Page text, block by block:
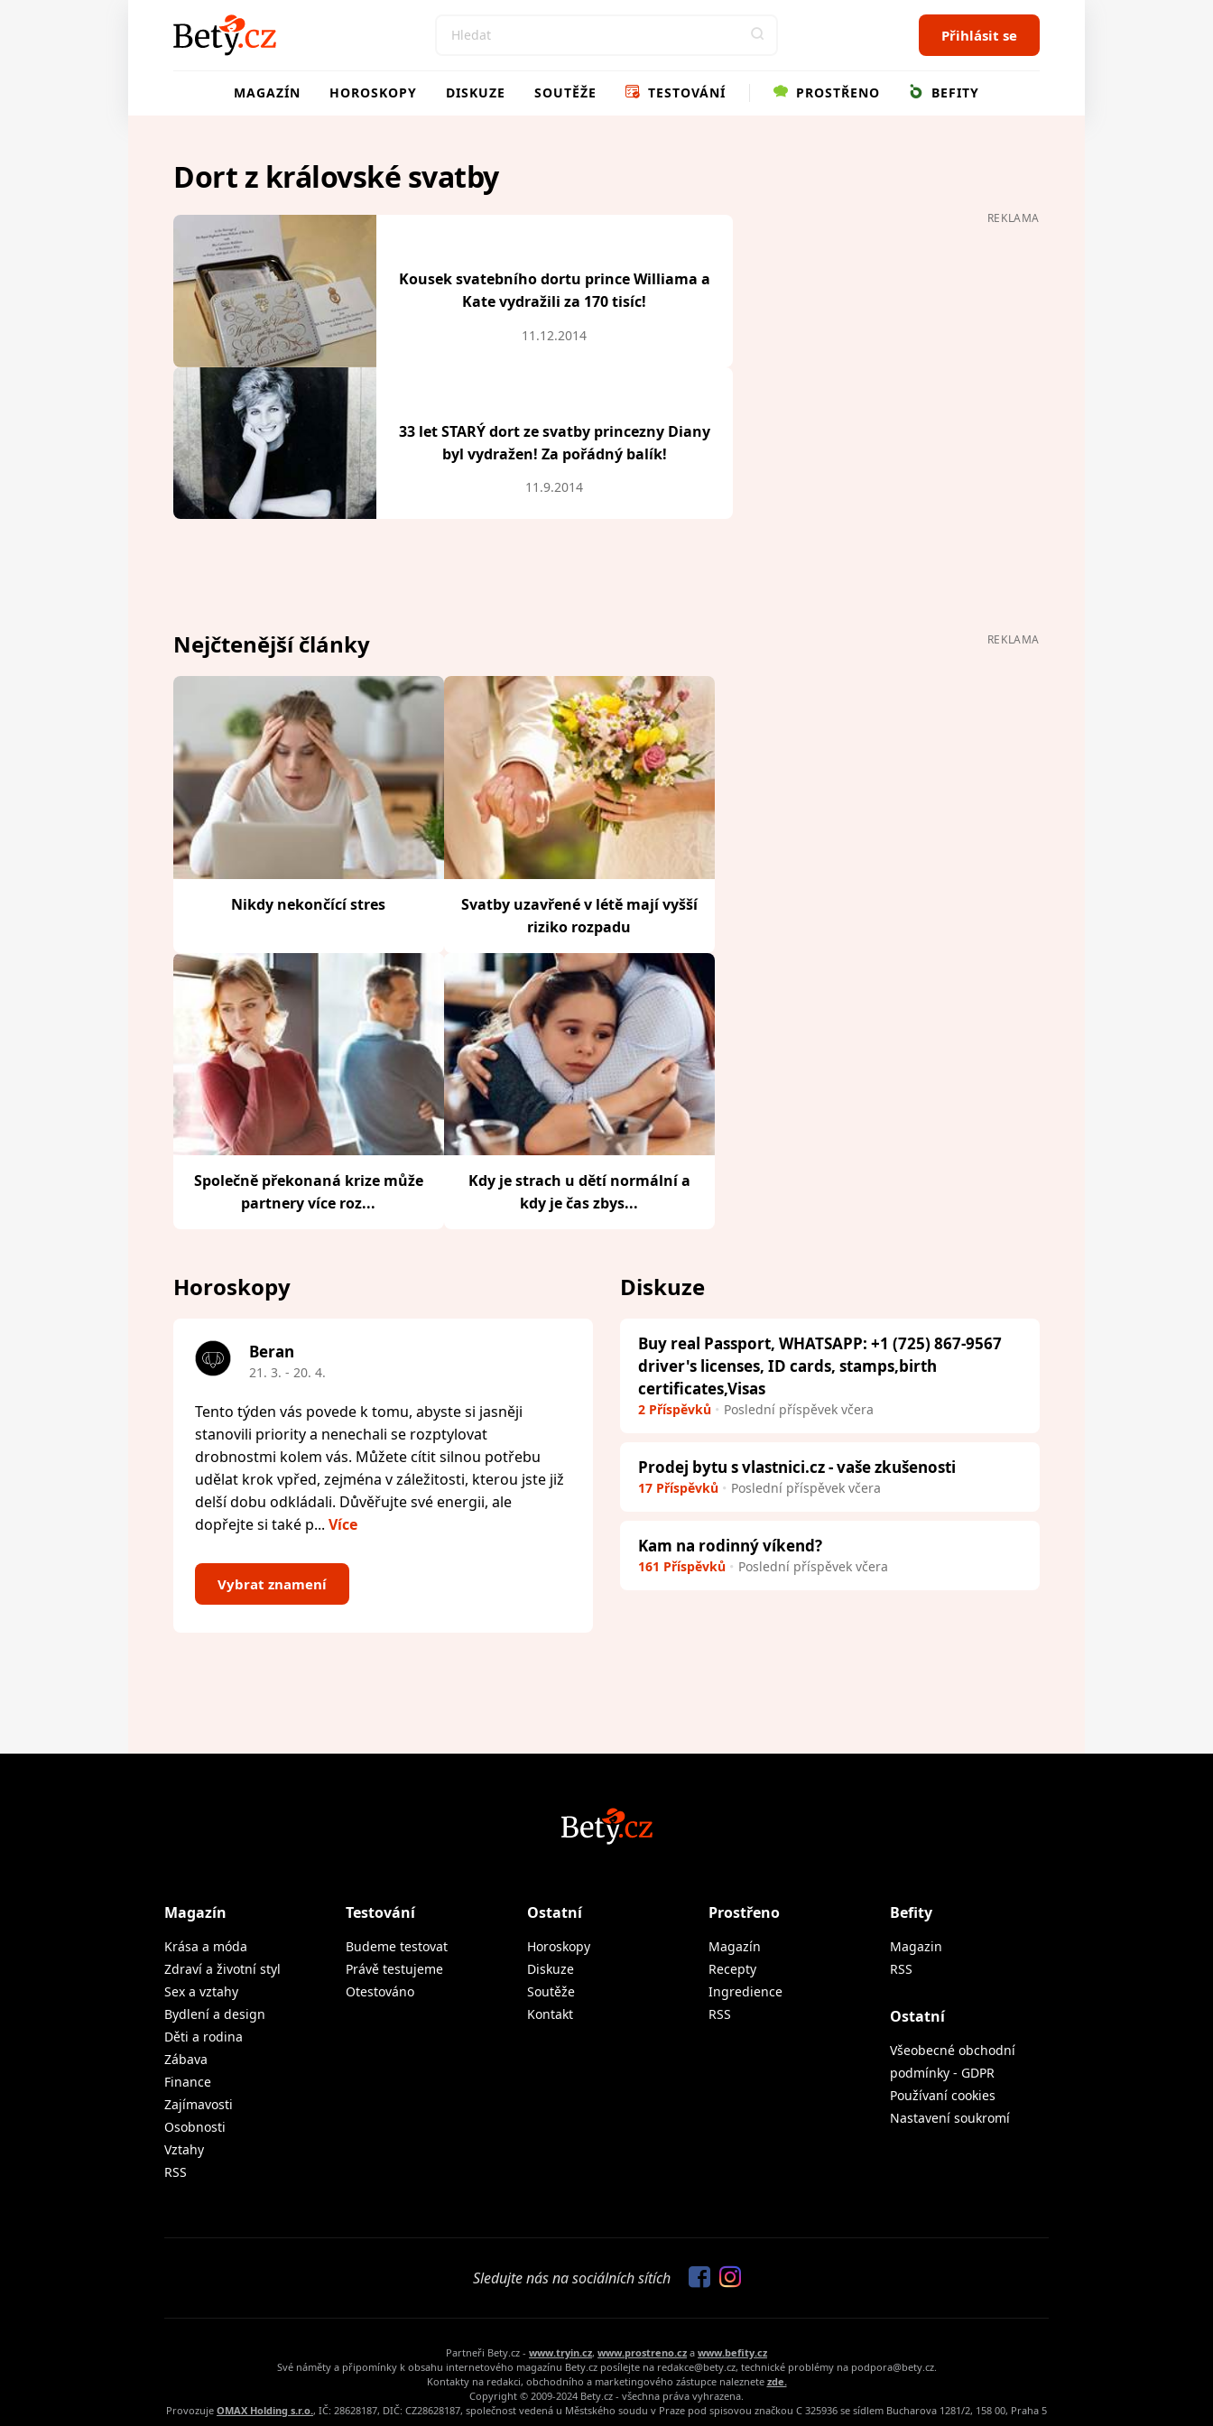
Přihlásit se
MAGAZÍN HOROSKOPY DISKUZE SOUTĚŽE TESTOVÁNÍ PROSTŘENO BEFITY
Dort z královské svatby
Kousek svatebního dortu prince Williama a
Kate vydražili za 170 tisíc!
11.12.2014
33 let STARÝ dort ze svatby princezny Diany
byl vydražen! Za pořádný balík!
11.9.2014
REKLAMA
Nejčtenější články
Nikdy nekončící stres
Svatby uzavřené v létě mají vyšší
riziko rozpadu
Společně překonaná krize může
partnery více roz...
Kdy je strach u dětí normální a
kdy je čas zbys...
REKLAMA
Horoskopy
Beran
21. 3. - 20. 4.
Tento týden vás povede k tomu, abyste si jasněji
stanovili priority a nenechali se rozptylovat
drobnostmi kolem vás. Můžete cítit silnou potřebu
udělat krok vpřed, zejména v záležitosti, kterou jste již
delší dobu odkládali. Důvěřujte své energii, ale
dopřejte si také p... Více
Vybrat znamení
Diskuze
Buy real Passport, WHATSAPP: +1 (725) 867-9567
driver's licenses, ID cards, stamps,birth
certificates,Visas
2 Příspěvků Poslední příspěvek včera
Prodej bytu s vlastnici.cz - vaše zkušenosti
17 Příspěvků Poslední příspěvek včera
Kam na rodinný víkend?
161 Příspěvků Poslední příspěvek včera
Magazín
Krása a móda
Zdraví a životní styl
Sex a vztahy
Bydlení a design
Děti a rodina
Zábava
Finance
Zajímavosti
Osobnosti
Vztahy
RSS
Testování
Budeme testovat
Právě testujeme
Otestováno
Ostatní
Horoskopy
Diskuze
Soutěže
Kontakt
Prostřeno
Magazín
Recepty
Ingredience
RSS
Befity
Magazin
RSS
Ostatní
Všeobecné obchodní
podmínky - GDPR
Používaní cookies
Nastavení soukromí
Sledujte nás na sociálních sítích
Partneři Bety.cz - www.tryin.cz, www.prostreno.cz a www.befity.cz
Své náměty a připomínky k obsahu internetového magazínu Bety.cz posílejte na redakce@bety.cz, technické problémy na podpora@bety.cz.
Kontakty na redakci, obchodního a marketingového zástupce naleznete zde.
Copyright © 2009-2024 Bety.cz - všechna práva vyhrazena.
Provozuje OMAX Holding s.r.o., IČ: 28628187, DIČ: CZ28628187, společnost vedená u Městského soudu v Praze pod spisovou značkou C 325936 se sídlem Bucharova 1281/2, 158 00, Praha 5